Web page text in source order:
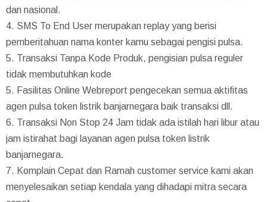
dan nasional.
4. SMS To End User merupakan replay yang berisi
pemberitahuan nama konter kamu sebagai pengisi pulsa.
5. Transaksi Tanpa Kode Produk, pengisian pulsa reguler
tidak membutuhkan kode
5. Fasilitas Online Webreport pengecekan semua aktifitas
agen pulsa token listrik banjarnegara baik transaksi dll.
6. Transaksi Non Stop 24 Jam tidak ada istilah hari libur atau
jam istirahat bagi layanan agen pulsa token listrik
banjarnegara.
7. Komplain Cepat dan Ramah customer service kami akan
menyelesaikan setiap kendala yang dihadapi mitra secara